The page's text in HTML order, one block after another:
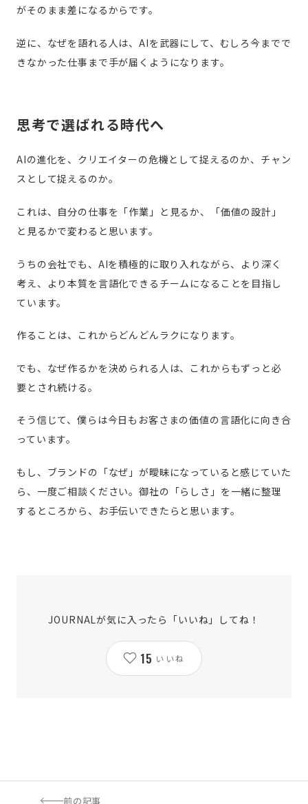
がそのまま差になるからです。
逆に、なぜを語れる人は、AIを武器にして、むしろ今までで
きなかった仕事まで手が届くようになります。
思考で選ばれる時代へ
AIの進化を、クリエイターの危機として捉えるのか、チャン
スとして捉えるのか。
これは、自分の仕事を「作業」と見るか、「価値の設計」
と見るかで変わると思います。
うちの会社でも、AIを積極的に取り入れながら、より深く
考え、より本質を言語化できるチームになることを目指し
ています。
作ることは、これからどんどんラクになります。
でも、なぜ作るかを決められる人は、これからもずっと必
要とされ続ける。
そう信じて、僕らは今日もお客さまの価値の言語化に向き合
っています。
もし、ブランドの「なぜ」が曖昧になっていると感じていた
ら、一度ご相談ください。御社の「らしさ」を一緒に整理
するところから、お手伝いできたらと思います。
JOURNALが気に入ったら「いいね」してね！
15 いいね
前の記事